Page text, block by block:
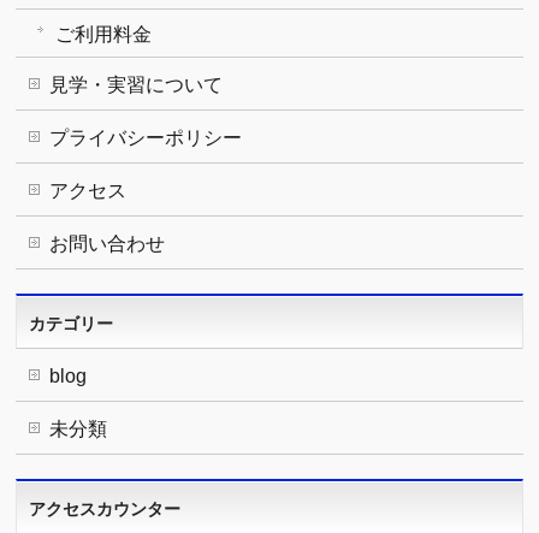
ご利用料金
見学・実習について
プライバシーポリシー
アクセス
お問い合わせ
カテゴリー
blog
未分類
アクセスカウンター